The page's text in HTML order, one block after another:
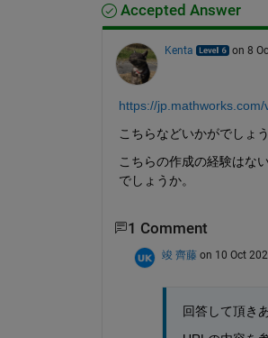
Accepted Answer
Kenta on 8
https://
こちらなどいかがでしょう
こちらの作成の経験はな
でしょうか。
1 Comment
竣 齊藤 on 10 Oct
回答して頂き